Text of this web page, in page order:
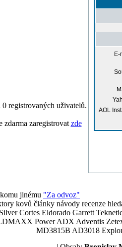
registrovaných uživatelů.
zdarma zaregistrovat zde
jinému "Za odvoz"
AOL
kovů články návody recenze
Cortes Eldorado Garrett
Power ADX Adventis Zetex
MD3815B AD3018